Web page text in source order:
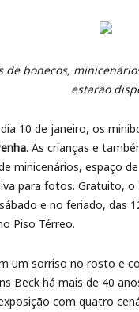
de bonecos,
estarão
10 de janeiro, os
. As crianças e
minicenários, espaço
para fotos. Gratuito,
e no feriado, das
Piso Térreo.
um sorriso no rosto e
Beck há mais de 40
com quatro